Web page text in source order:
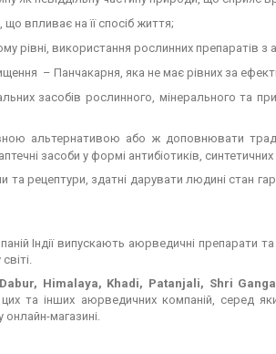
впливає на її спосіб життя;
рівні, використання рослинних препаратів з
– Панчакарня, яка не має рівних за
засобів рослинного, мінерального та
альтернативою або ж доповнювати
засоби у формі антибіотиків,
та рецептури, здатні дарувати людині стан
Індії випускають аюрведичні препарати
Dabur, Himalaya, Khadi, Patanjali, Shri
та інших аюрведичних компаній, серед
магазині.